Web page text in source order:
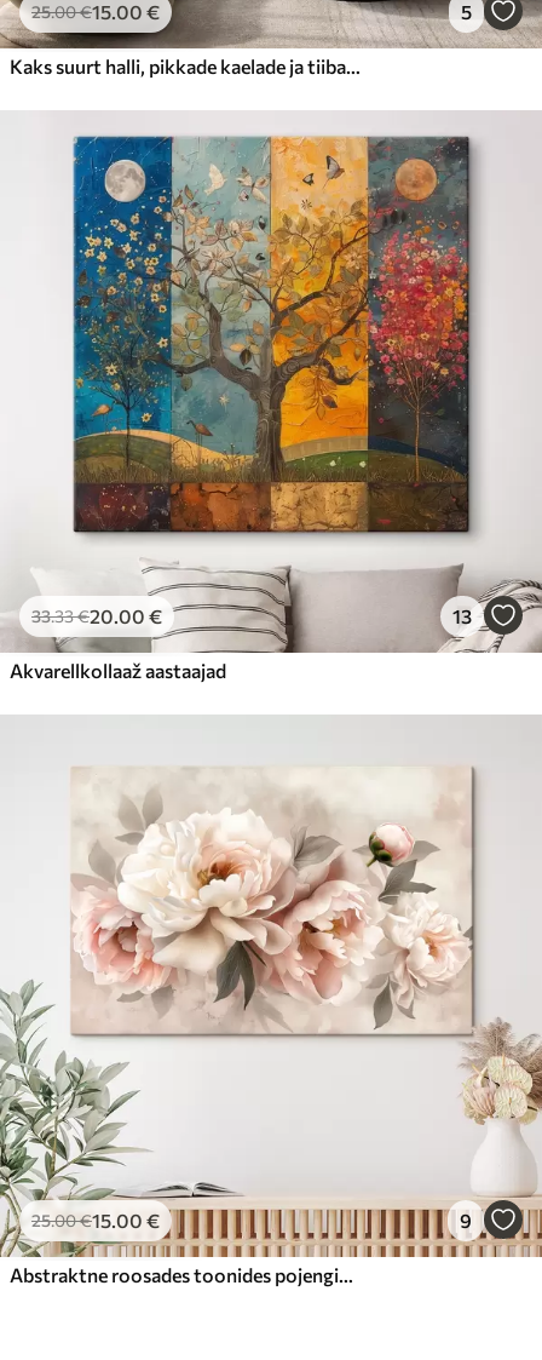
25.00€15.00 € 5
Kaks suurt halli, pikkade kaelade ja tiibadega kraanat, mis seisavad puudest ümbritsetud udujärves
33.33€20.00 € 13
Akvarellkollaaž aastaajad
25.00€15.00 € 9
Abstraktne roosades toonides pojengide kimp